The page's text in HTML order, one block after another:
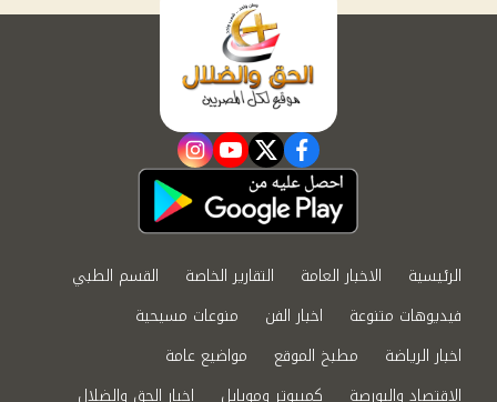
facebook
twitter
youtube
instagram
الرئيسية الاخبار العامة التقارير الخاصة
القسم الطبي
فيديوهات متنوعة
اخبار الفن
منوعات مسيحية
اخبار الرياضة
مطبخ الموقع
مواضيع عامة
الاقتصاد والبورصة
كمبيوتر وموبايل اخبار الحق والضلال